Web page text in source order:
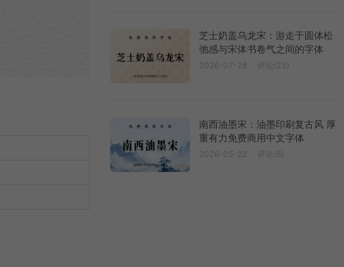
芝士奶盖乌龙宋：游走于圆体松
弛感与宋体书卷气之间的字体
2026-07-28 评论(23)
南西油墨宋：油墨印刷复古风 厚
重有力免费商用中文字体
2026-05-22 评论(6)